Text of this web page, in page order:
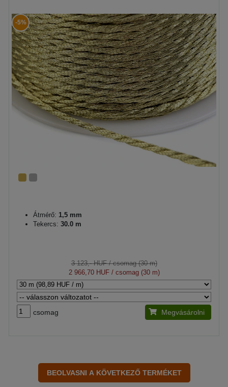
-5%
Átmérő: 1,5 mm
Tekercs: 30.0 m
3 123,- HUF/ csomag (30 m)
2 966,70 HUF/ csomag (30 m)
csomag Megvásárolni